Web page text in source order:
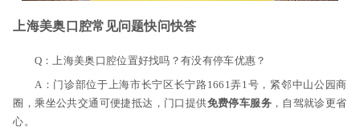
上海美奥口腔常见问题快问快答
Q：上海美奥口腔位置好找吗？有没有停车优惠？
A：门诊部位于上海市长宁区长宁路1661弄1号，紧邻中山公园商
圈，乘坐公共交通可便捷抵达，门口提供免费停车服务，自驾就诊更省
心。